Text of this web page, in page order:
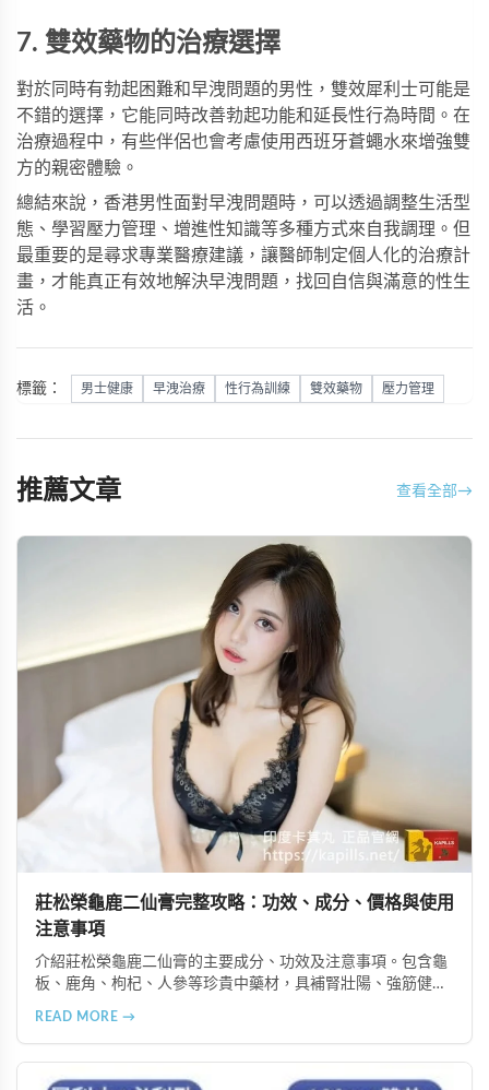
7. 雙效藥物的治療選擇
對於同時有勃起困難和早洩問題的男性， 雙效犀利士可能是
不錯的選擇，它能同時改善勃起功能和延長性行為時間。在
治療過程中，有些伴侶也會考慮使用 西班牙蒼蠅水來增強雙
方的親密體驗。
總結來說，香港男性面對早洩問題時，可以透過調整生活型
態、學習壓力管理、增進性知識等多種方式來自我調理。但
最重要的是尋求專業醫療建議，讓醫師制定個人化的治療計
畫，才能真正有效地解決早洩問題，找回自信與滿意的性生
活。
標籤： 男士健康 早洩治療 性行為訓練 雙效藥物 壓力管理
推薦文章 查看全部→
莊松榮龜鹿二仙膏完整攻略：功效、成分、價格與使用
注意事項
介紹莊松榮龜鹿二仙膏的主要成分、功效及注意事項。包含龜
板、鹿角、枸杞、人參等珍貴中藥材，具補腎壯陽、強筋健
READ MORE →